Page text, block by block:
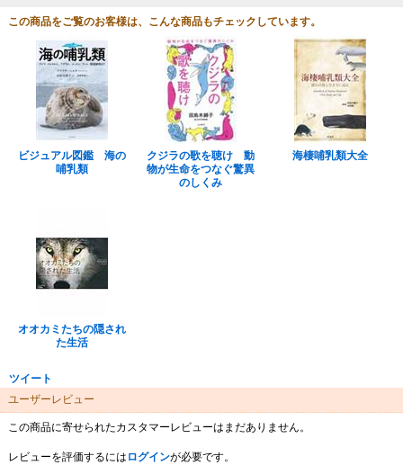
この商品をご覧のお客様は、こんな商品もチェックしています。
ビジュアル図鑑 海の
哺乳類
クジラの歌を聴け 動
物が生命をつなぐ驚異
のしくみ
海棲哺乳類大全
オオカミたちの隠され
た生活
ツイート
ユーザーレビュー
この商品に寄せられたカスタマーレビューはまだありません。
レビューを評価するには ログインが必要です。